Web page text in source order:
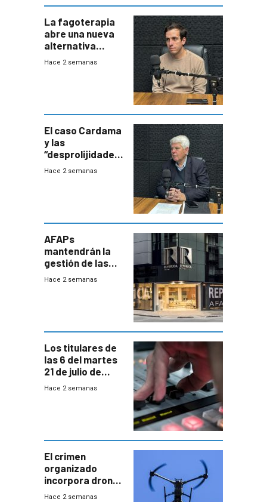
La fagoterapia
abre una nueva
alternativa
contra bacterias
innovadora
Hace 2 semanas
El caso Cardama
y las
“desprolijidades”
que la
Hace 2 semanas
AFAPs
mantendrán la
gestión de las
cuentas
Hace 2 semanas
Los titulares de
las 6 del martes
21 de julio de
2026
Hace 2 semanas
El crimen
organizado
incorpora drones
y abre un nuevo
Hace 2 semanas